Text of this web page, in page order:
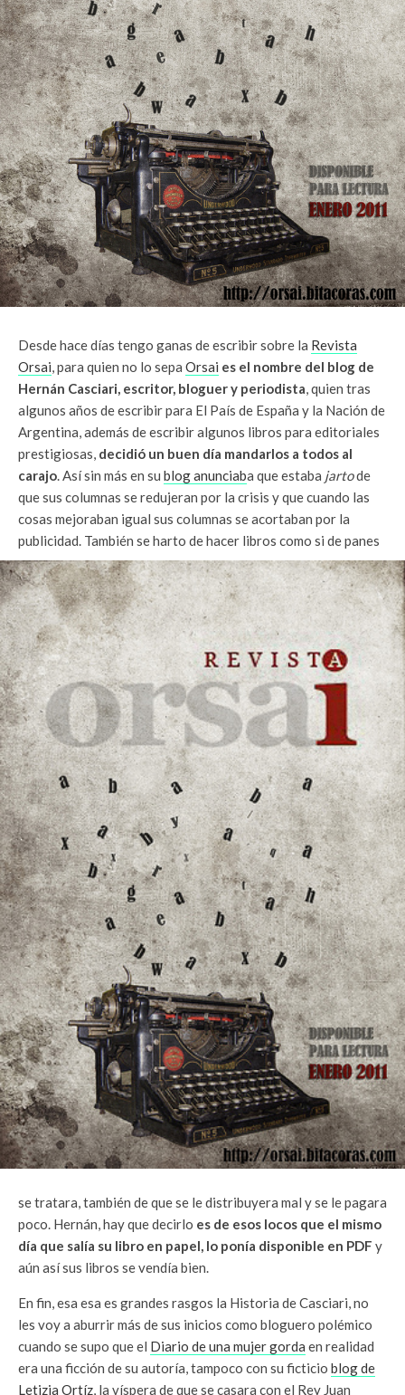
Desde hace días tengo ganas de escribir sobre la Revista
Orsai, para quien no lo sepa Orsai es el nombre del blog de
Hernán Casciari, escritor, bloguer y periodista, quien tras
algunos años de escribir para El País de España y la Nación de
Argentina, además de escribir algunos libros para editoriales
prestigiosas, decidió un buen día mandarlos a todos al
carajo. Así sin más en su blog anunciaba que estaba jartode
que sus columnas se redujeran por la crisis y que cuando las
cosas mejoraban igual sus columnas se acortaban por la
publicidad. También se harto de hacer libros como si de panes
se tratara, también de que se le distribuyera mal y se le pagara
poco. Hernán, hay que decirlo es de esos locos que el mismo
día que salía su libro en papel, lo ponía disponible en PDF y
aún así sus libros se vendía bien.
En fin, esa esa es grandes rasgos la Historia de Casciari, no
les voy a aburrir más de sus inicios como bloguero polémico
cuando se supo que el Diario de una mujer gorda en realidad
era una ficción de su autoría, tampoco con su ficticio blog de
Letizia Ortíz, la víspera de que se casara con el Rey Juan